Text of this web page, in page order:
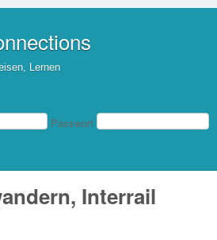
Lernen
Passwort
Interrail